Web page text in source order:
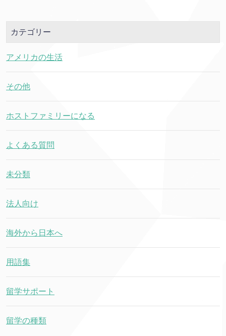
カテゴリー
アメリカの生活
その他
ホストファミリーになる
よくある質問
未分類
法人向け
海外から日本へ
用語集
留学サポート
留学の種類